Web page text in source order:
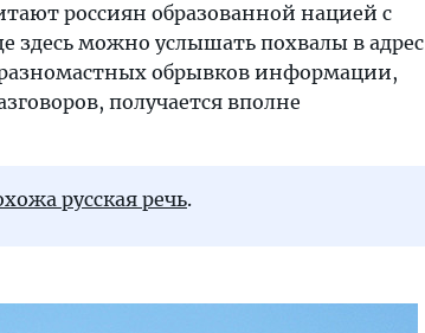
россиян образованной нацией с
можно услышать похвалы в адрес
обрывков информации,
получается вполне
русская речь.